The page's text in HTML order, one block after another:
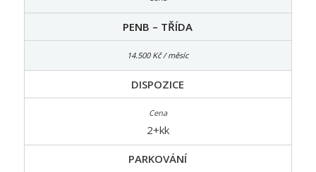
PENB – TŘÍDA
DISPOZICE
2+kk
PARKOVÁNÍ